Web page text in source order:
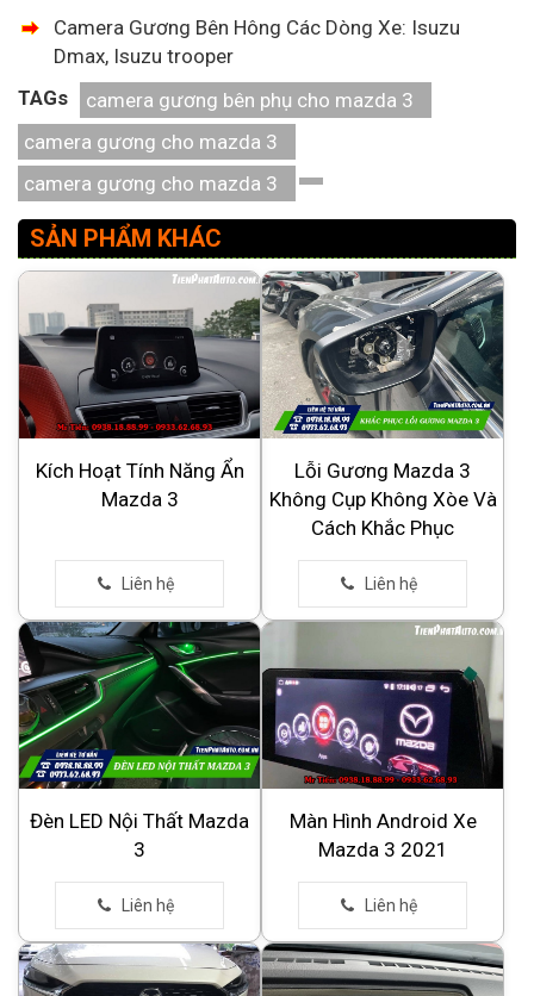
Camera Gương Bên Hông Các Dòng Xe: Isuzu
Dmax, Isuzu trooper
TAGs
camera gương bên phụ cho mazda 3
camera gương cho mazda 3
camera gương cho mazda 3
SẢN PHẨM KHÁC
Kích Hoạt Tính Năng Ẩn
Mazda 3
Lỗi Gương Mazda 3
Không Cụp Không Xòe Và
Cách Khắc Phục
Đèn LED Nội Thất Mazda
3
Màn Hình Android Xe
Mazda 3 2021